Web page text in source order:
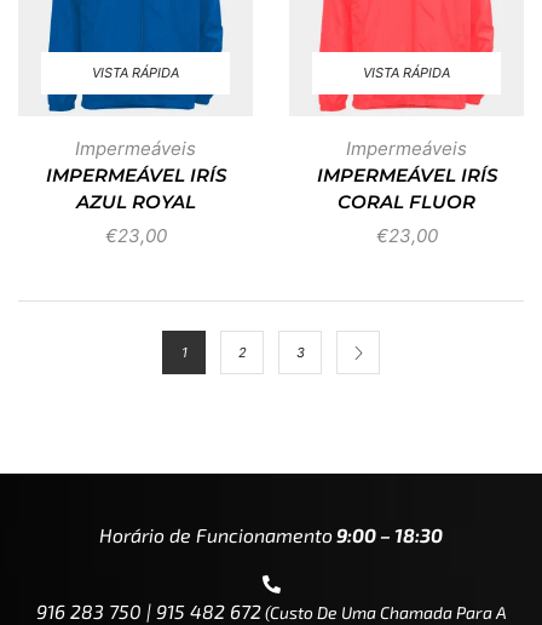
VISTA RÁPIDA
Impermeáveis
IMPERMEÁVEL IRÍS
AZUL ROYAL
€23,00
VISTA RÁPIDA
Impermeáveis
IMPERMEÁVEL IRÍS
CORAL FLUOR
€23,00
1 2 3
Horário de Funcionamento9:00 – 18:30
916 283 750 | 915 482 672(custo De Uma Chamada Para A